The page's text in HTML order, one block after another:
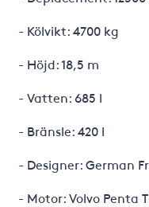
- Kölvikt: 4700 kg
- Höjd: 18,5 m
- Vatten: 685 l
- Bränsle: 420 l
- Designer: German
- Motor: Volvo Penta